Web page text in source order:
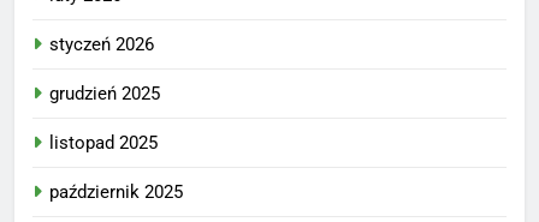
styczeń 2026
grudzień 2025
listopad 2025
październik 2025